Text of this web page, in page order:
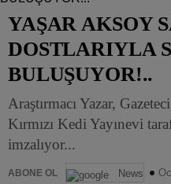
YAŞAR AKSOY
DOSTLARIYLA
BULUŞUYOR!..
Araştırmacı Yazar,
Kırmızı Kedi Yayınevi
imzalıyor...
ABONE OL News